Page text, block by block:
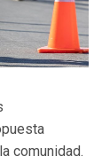
comunidad.